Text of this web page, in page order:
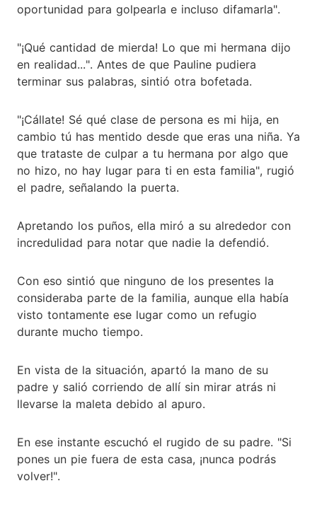
oportunidad para golpearla e incluso difamarla".
"¡Qué cantidad de mierda! Lo que mi hermana dijo
en realidad...". Antes de que Pauline pudiera
terminar sus palabras, sintió otra bofetada.
"¡Cállate! Sé qué clase de persona es mi hija, en
cambio tú has mentido desde que eras una niña. Ya
que trataste de culpar a tu hermana por algo que
no hizo, no hay lugar para ti en esta familia", rugió
el padre, señalando la puerta.
Apretando los puños, ella miró a su alrededor con
incredulidad para notar que nadie la defendió.
Con eso sintió que ninguno de los presentes la
consideraba parte de la familia, aunque ella había
visto tontamente ese lugar como un refugio
durante mucho tiempo.
En vista de la situación, apartó la mano de su
padre y salió corriendo de allí sin mirar atrás ni
llevarse la maleta debido al apuro.
En ese instante escuchó el rugido de su padre. "Si
pones un pie fuera de esta casa, ¡nunca podrás
volver!".